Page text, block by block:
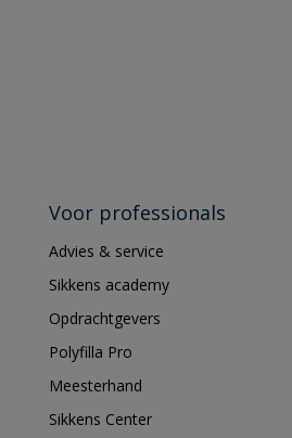
Voor professionals
Advies & service
Sikkens academy
Opdrachtgevers
Polyfilla Pro
Meesterhand
Sikkens Center